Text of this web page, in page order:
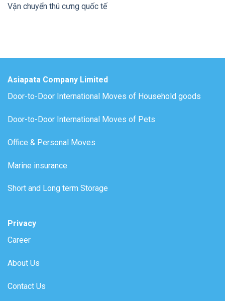
Vận chuyển thú cưng quốc tế
Asiapata Company Limited
Door-to-Door International Moves of Household goods
Door-to-Door International Moves of Pets
Office & Personal Moves
Marine insurance
Short and Long term Storage
Privacy
Career
About Us
Contact Us